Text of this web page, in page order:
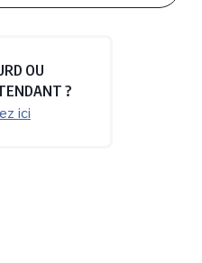
OU
?
ici